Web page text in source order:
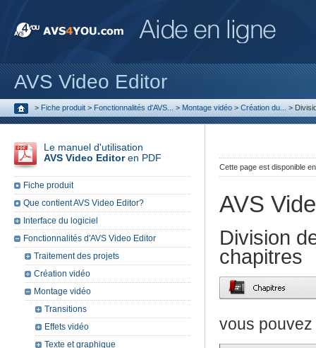
AVS Video Editor
> Fiche produit > Fonctionnalités d'AVS... > Montage vidéo > Création du... >
Cette page est disponible
AVS
Division
chapitres
vous
Le manuel d'utilisation
AVS Video Editoren PDF
Fiche produit
Que contient AVS Video Editor?
Interface du logiciel
Fonctionnalités d'AVS Video Editor
Traitement des projets
Création vidéo
Montage vidéo
Transitions
Effets vidéo
Texte et graphique